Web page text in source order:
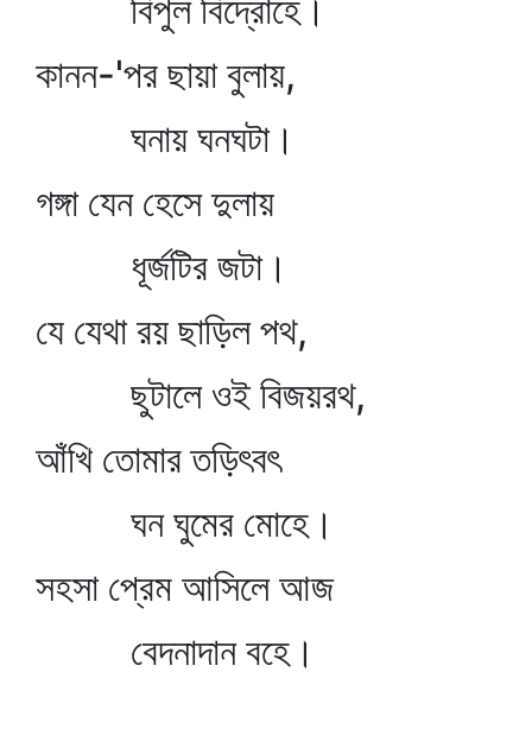
বিপুল বিদ্রোহে।
কানন-'পর ছায়া বুলায়,
ঘনায় ঘনঘটা।
গঙ্গা যেন হেসে দুলায়
ধূর্জটির জটা।
যে যেথা রয় ছাড়িল পথ,
ছুটালে ওই বিজয়রথ,
আঁখি তোমার তড়িৎবৎ
ঘন ঘুমের মোহে।
সহসা প্রেম আসিলে আজ
বেদনাদান বহে।